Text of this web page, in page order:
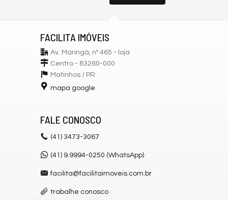
FACILITA IMÓVEIS
Av. Maringá, nº 465 - loja
Centro - 83260-000
Matinhos / PR
mapa google
FALE CONOSCO
(41) 3473-3067
(41) 9.9994-0250 (WhatsApp)
facilita@facilitaimoveis.com.br
trabalhe conosco